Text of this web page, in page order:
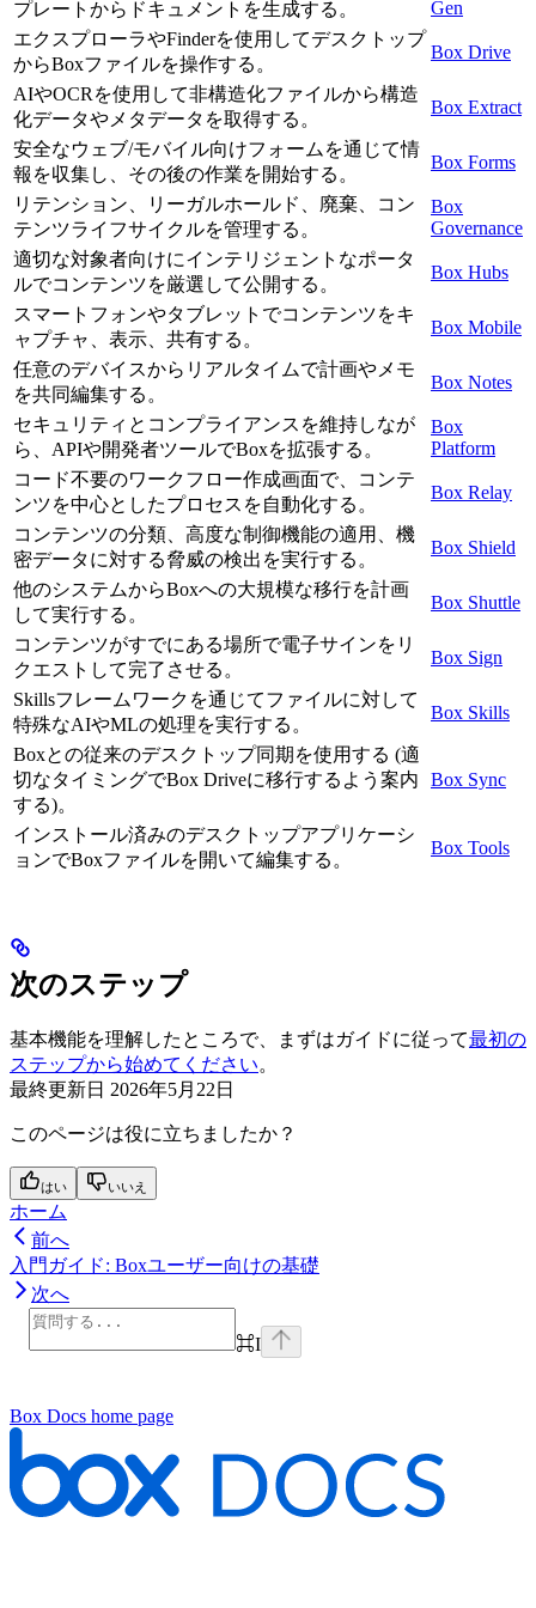
プレートからドキュメントを生成する。
Gen
エクスプローラやFinderを使用してデスクトップ
からBoxファイルを操作する。
Box Drive
AIやOCRを使用して非構造化ファイルから構造
化データやメタデータを取得する。
Box Extract
安全なウェブ/モバイル向けフォームを通じて情
報を収集し、その後の作業を開始する。
Box Forms
リテンション、リーガルホールド、廃棄、コン
テンツライフサイクルを管理する。
Box
Governance
適切な対象者向けにインテリジェントなポータ
ルでコンテンツを厳選して公開する。
Box Hubs
スマートフォンやタブレットでコンテンツをキ
ャプチャ、表示、共有する。
Box Mobile
任意のデバイスからリアルタイムで計画やメモ
を共同編集する。
Box Notes
セキュリティとコンプライアンスを維持しなが
ら、APIや開発者ツールでBoxを拡張する。
Box
Platform
コード不要のワークフロー作成画面で、コンテ
ンツを中心としたプロセスを自動化する。
Box Relay
コンテンツの分類、高度な制御機能の適用、機
密データに対する脅威の検出を実行する。
Box Shield
他のシステムからBoxへの大規模な移行を計画
して実行する。
Box Shuttle
コンテンツがすでにある場所で電子サインをリ
クエストして完了させる。
Box Sign
Skillsフレームワークを通じてファイルに対して
特殊なAIやMLの処理を実行する。
Box Skills
Boxとの従来のデスクトップ同期を使用する (適
切なタイミングでBox Driveに移行するよう案内
する)。
Box Sync
インストール済みのデスクトップアプリケーシ
ョンでBoxファイルを開いて編集する。
Box Tools
次のステップ
基本機能を理解したところで、まずはガイドに従って最初の
ステップから始めてください。
最終更新日 2026年5月22日
このページは役に立ちましたか？
はい いいえ
ホーム
前へ
入門ガイド: Boxユーザー向けの基礎
次へ
⌘I
Box Docs home page